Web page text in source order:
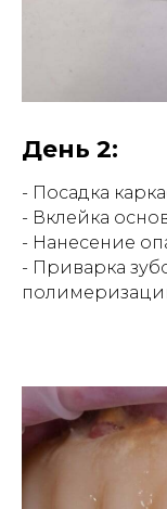
День 2:
- Посадка
- Вклейка
- Нанесение
- Приварка